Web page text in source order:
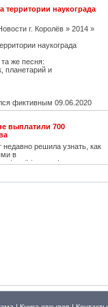
территории наукограда
г. Королёв » 2014 »
наукограда
же песня:
планетарий и
фиктивным 09.06.2020
выплатили 700
решила узнать, как
в
credit/ тут информацию в